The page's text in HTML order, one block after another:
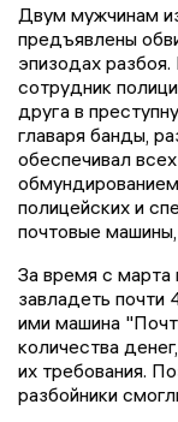
Двум мужчинам
предъявлены
эпизодах
сотрудник
друга в
главаря банды,
обеспечивал
полицейских и
почтовые машины,
За время с
завладеть почти
ими машина
количества
их требования.
разбойники